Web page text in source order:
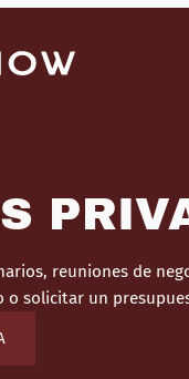
reuniones de
solicitar un